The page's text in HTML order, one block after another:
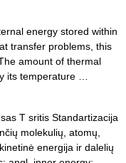
energy stored within
transfer problems, this
amount of thermal
its temperature …
T sritis Standartizacija
molekulių, atomų,
energija ir dalelių